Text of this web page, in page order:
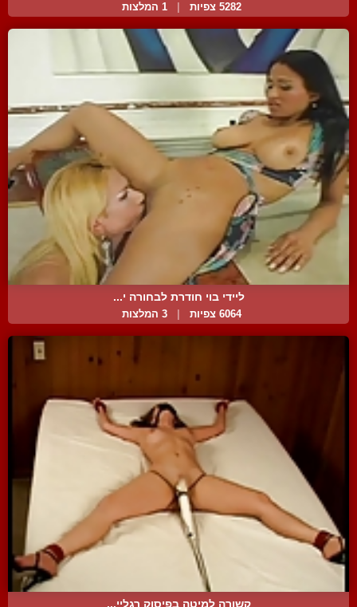
5282 צפיות | 1 המלצות
ליידי בוי חודרת לבחורה י...
6064 צפיות 3 המלצות
קשורה למיטה בפיסוק רגליי...